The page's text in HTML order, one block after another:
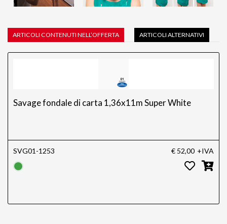
ARTICOLI CONTENUTI NELL’OFFERTA ARTICOLI ALTERNATIVI
Savage fondale di carta 1,36x11m Super White
SVG01-1253 € 52,00 +IVA